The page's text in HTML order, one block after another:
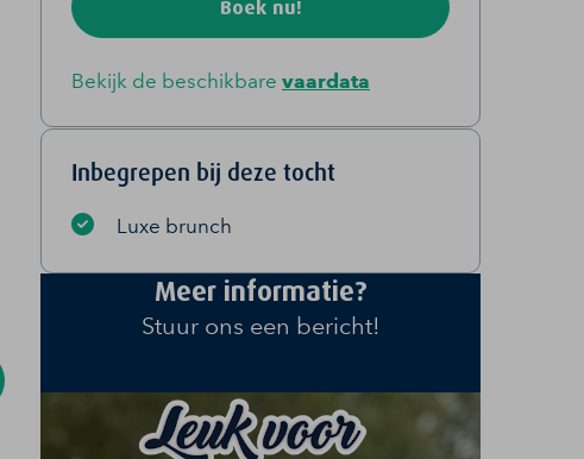
Boek nu!
Bekijk de beschikbare vaardata
Inbegrepen bij deze tocht
Luxe brunch
Meer informatie?
Stuur ons een bericht!